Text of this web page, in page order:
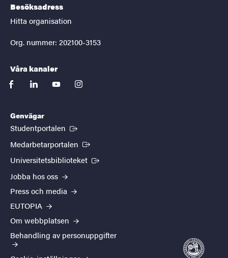
Besöksadress
Hitta organisation
Org. nummer: 202100-3153
Våra kanaler
facebooklinkedinyoutubeinstagram
Genvägar
Studentportalen (Extern länk)
Medarbetarportalen (Extern länk)
Universitetsbiblioteket (Extern länk)
Jobba hos oss
Press och media
EUTOPIA
Om webbplatsen
Behandling av personuppgifter